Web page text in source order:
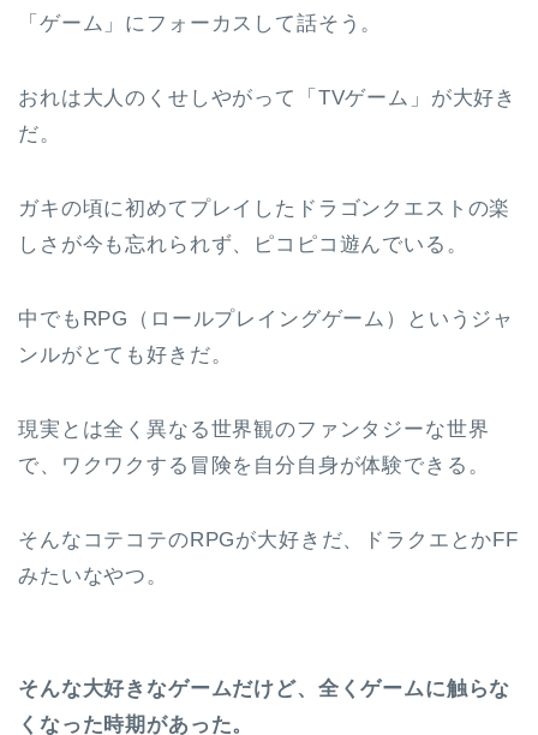
「ゲーム」にフォーカスして話そう。
おれは大人のくせしやがって「TVゲーム」が大好き
だ。
ガキの頃に初めてプレイしたドラゴンクエストの楽
しさが今も忘れられず、ピコピコ遊んでいる。
中でもRPG（ロールプレイングゲーム）というジャ
ンルがとても好きだ。
現実とは全く異なる世界観のファンタジーな世界
で、ワクワクする冒険を自分自身が体験できる。
そんなコテコテのRPGが大好きだ、ドラクエとかFF
みたいなやつ。
そんな大好きなゲームだけど、全くゲームに触らな
くなった時期があった。